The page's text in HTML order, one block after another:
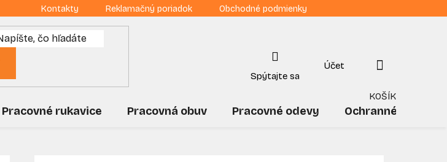
Kontakty Reklamačný poriadok Obchodné podmienky
NÁKUPNÝ
KOŠÍK
Pracovné rukavice Pracovná obuv Pracovné odevy Ochranné